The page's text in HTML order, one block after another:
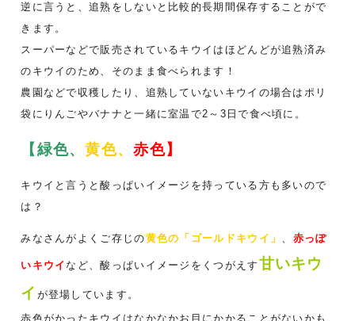
逆に言うと、追熟をしないと比較的長期間保存することがで
きます。
スーパーなどで販売されているキウイはほどんどが追熟済み
のキウイのため、そのまま食べられます！
農園などで収穫したり、追熟していないキウイの場合はポリ
袋にりんごやバナナと一緒に室温で2～3日で食べ頃に。
【緑色、黄色、赤色】
キウイと言うと酸っぱいイメージを持っている方も多いので
は？
みなさんがよくご存じの黄色の「ゴールドキウイ」 、 赤っぽ
いキウイ など、酸っぱいイメージをくつがえす 甘いキウ
イ が登場しています。
赤色がかったキウイはなかなかお目にかかることがないかも